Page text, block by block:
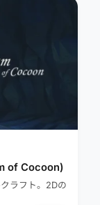
of Cocoon)
ラフト。2Dの